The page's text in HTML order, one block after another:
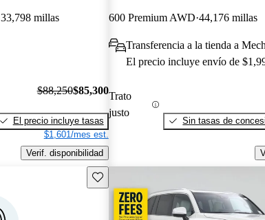
33,798 millas
$88,250$85,300
El precio incluye tasas
$1,601/mes est.
Verif. disponibilidad
600 Premium AWD 44,176 millas
Transferencia a la tienda a
El precio incluye envío de
Trato
justo
Sin tasas de
Guarda este Aviso